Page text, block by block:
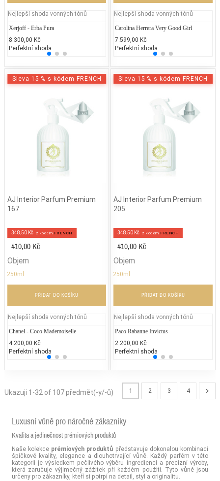
Nejlepší shoda vonných tónů
Xerjoff - Erba Pura
8.300,00 Kč
Perfektní shoda
Armani - My Way Floral
3.550,00 Kč
25% běžných vonných tónů
Nejlepší shoda vonných tónů
Carolina Herrera Very Good Girl
7.599,00 Kč
Perfektní shoda
Sleva 15 % s kódem FRENCH
AJ Interior Parfum Premium
167
348,50 Kč z kodem FRENCH
410,00 Kč
Objem
250ml
PŘIDAT DO KOŠÍKU
Nejlepší shoda vonných tónů
Chanel - Coco Mademoiselle
4.200,00 Kč
Perfektní shoda
Gucci - Gucci Envy Me
2.000,00 Kč
25% běžných vonných tónů
Sleva 15 % s kódem FRENCH
AJ Interior Parfum Premium
205
348,50 Kč z kodem FRENCH
410,00 Kč
Objem
250ml
PŘIDAT DO KOŠÍKU
Nejlepší shoda vonných tónů
Paco Rabanne Invictus
2.200,00 Kč
Perfektní shoda
Ukazuji 1-32 of 107 předmět(-y/-ů) 1 2 3 4
Luxusní vůně pro náročné zákazníky
Kvalita a jedinečnost prémiových produktů
Naše kolekce prémiových produktů představuje dokonalou kombinaci
špičkové kvality, elegance a dlouhotrvající vůně. Každý parfém v této
kategorii je výsledkem pečlivého výběru ingrediencí a precizní výroby,
která zaručuje výjimečný zážitek při každém použití. Tyto vůně jsou
určeny pro zákazníky, kteří si potrpí na detail, styl a originalitu.